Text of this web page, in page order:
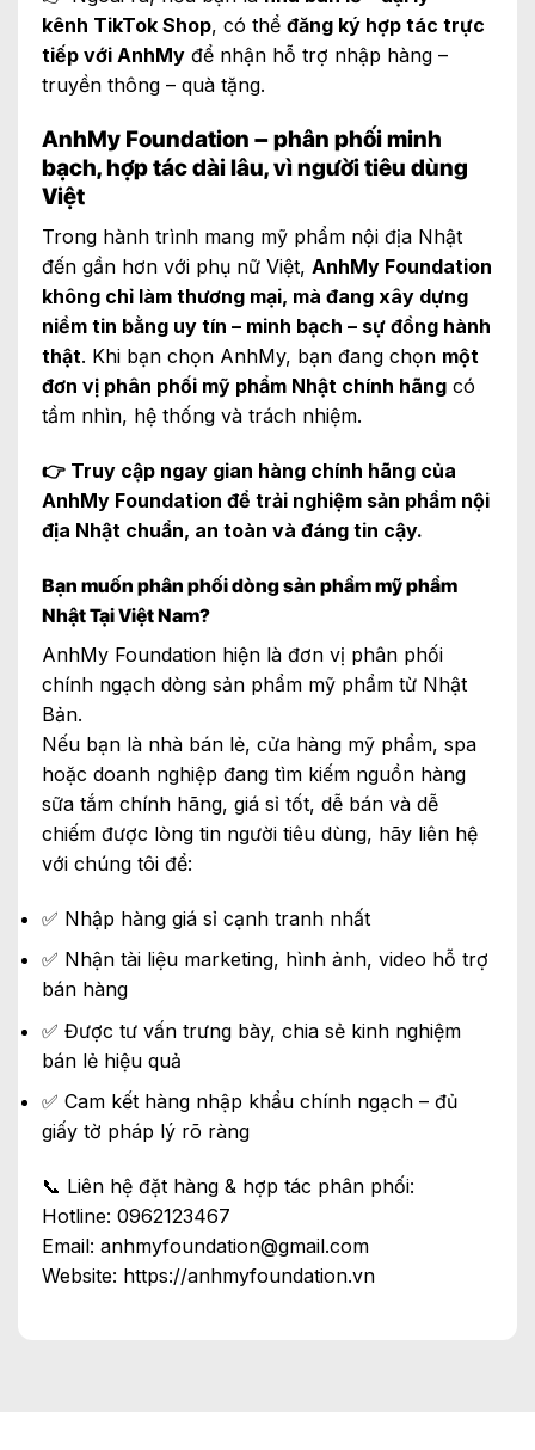
kênh TikTok Shop, có thể đăng ký hợp tác trực
tiếp với AnhMy để nhận hỗ trợ nhập hàng –
truyền thông – quà tặng.
AnhMy Foundation – phân phối minh
bạch, hợp tác dài lâu, vì người tiêu dùng
Việt
Trong hành trình mang mỹ phẩm nội địa Nhật
đến gần hơn với phụ nữ Việt, AnhMy Foundation
không chỉ làm thương mại, mà đang xây dựng
niềm tin bằng uy tín – minh bạch – sự đồng hành
thật. Khi bạn chọn AnhMy, bạn đang chọn một
đơn vị phân phối mỹ phẩm Nhật chính hãng có
tầm nhìn, hệ thống và trách nhiệm.
👉 Truy cập ngay gian hàng chính hãng của
AnhMy Foundation để trải nghiệm sản phẩm nội
địa Nhật chuẩn, an toàn và đáng tin cậy.
Bạn muốn phân phối dòng sản phẩm mỹ phẩm
Nhật Tại Việt Nam?
AnhMy Foundation hiện là đơn vị phân phối
chính ngạch dòng sản phẩm mỹ phẩm từ Nhật
Bản.
Nếu bạn là nhà bán lẻ, cửa hàng mỹ phẩm, spa
hoặc doanh nghiệp đang tìm kiếm nguồn hàng
sữa tắm chính hãng, giá sỉ tốt, dễ bán và dễ
chiếm được lòng tin người tiêu dùng, hãy liên hệ
với chúng tôi để:
✅ Nhập hàng giá sỉ cạnh tranh nhất
✅ Nhận tài liệu marketing, hình ảnh, video hỗ trợ
bán hàng
✅ Được tư vấn trưng bày, chia sẻ kinh nghiệm
bán lẻ hiệu quả
✅ Cam kết hàng nhập khẩu chính ngạch – đủ
giấy tờ pháp lý rõ ràng
📞 Liên hệ đặt hàng & hợp tác phân phối:
Hotline: 0962123467
Email: anhmyfoundation@gmail.com
Website: https://anhmyfoundation.vn